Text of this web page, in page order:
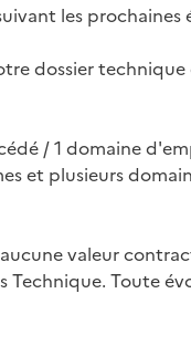
les prochaines
dossier
/ 1 domaine
et plusieurs
valeur
Toute